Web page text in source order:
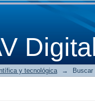
y tecnológica → Buscar